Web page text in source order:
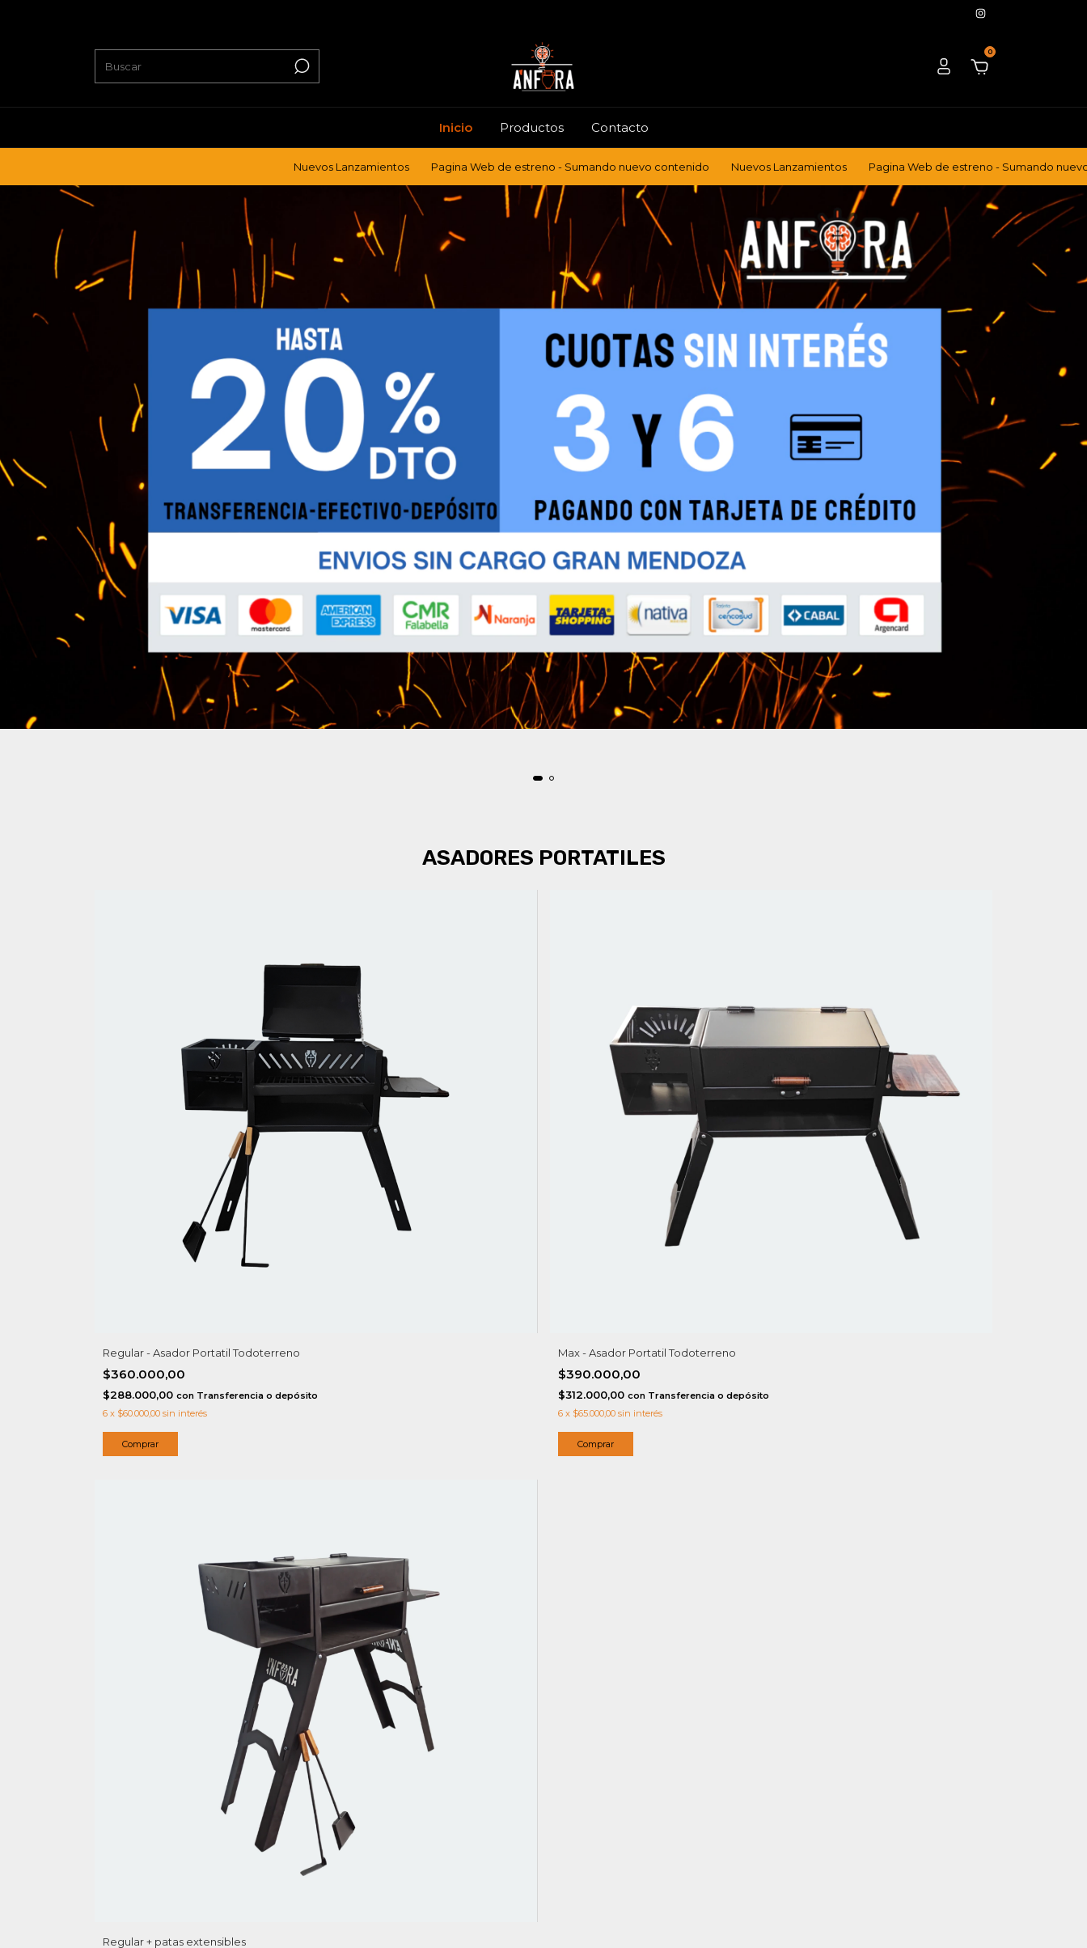
0
Inicio Productos Contacto
Nuevos Lanzamientos Pagina Web de estreno - Sumando nuevo contenido Nuevos Lanzamientos Pagina Web de estreno - Sumando nuevo contenido
ASADORES PORTATILES
Regular - Asador Portatil Todoterreno
$360.000,00
$288.000,00 con Transferencia o depósito
6 x $60.000,00 sin interés
Max - Asador Portatil Todoterreno
$390.000,00
$312.000,00 con Transferencia o depósito
6 x $65.000,00 sin interés
Regular + patas extensibles